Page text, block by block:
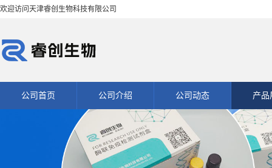
欢迎访问天津睿创生物科技有限公司
公司首页 公司介绍 公司动态 产品